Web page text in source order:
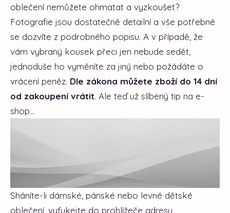
oblečení nemůžete ohmatat a vyzkoušet?
Fotografie jsou dostatečně detailní a vše potřebné
se dozvíte z podrobného popisu. A v případě, že
vám vybraný kousek přeci jen nebude sedět,
jednoduše ho vyměníte za jiný nebo požádáte o
vrácení peněz. Dle zákona můžete zboží do 14 dní
od zakoupení vrátit. Ale teď už slíbený tip na e-
shop...
Sháníte-li dámské, pánské nebo levné dětské
oblečení, vyťukejte do prohlížeče adresu